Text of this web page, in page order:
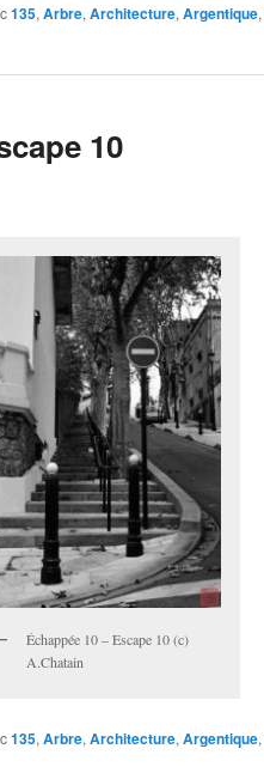
135, Arbre, Architecture, Argentique,
10
Échappée 10 – Escape 10 (c)
A.Chatain
135, Arbre, Architecture, Argentique,